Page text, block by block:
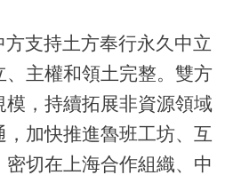
支持土方奉行永久中立
主權和領土完整。雙方
，持續拓展非資源領域
加快推進魯班工坊、互
切在上海合作組織、中